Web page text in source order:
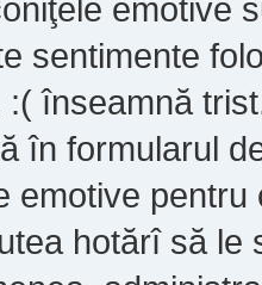
emotive
sentimente
înseamnă
în formularul
emotive
hotărî să